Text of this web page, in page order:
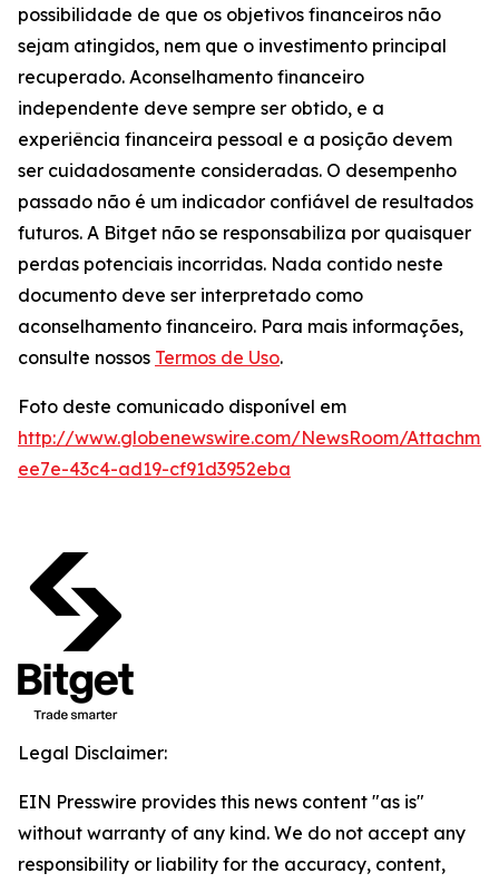
possibilidade de que os objetivos financeiros não
sejam atingidos, nem que o investimento principal
recuperado. Aconselhamento financeiro
independente deve sempre ser obtido, e a
experiência financeira pessoal e a posição devem
ser cuidadosamente consideradas. O desempenho
passado não é um indicador confiável de resultados
futuros. A Bitget não se responsabiliza por quaisquer
perdas potenciais incorridas. Nada contido neste
documento deve ser interpretado como
aconselhamento financeiro. Para mais informações,
consulte nossos Termos de Uso.
Foto deste comunicado disponível em
http://www.globenewswire.com/NewsRoom/
ee7e-43c4-ad19-cf91d3952eba
Legal Disclaimer:
EIN Presswire provides this news content "as is"
without warranty of any kind. We do not accept any
responsibility or liability for the accuracy, content,